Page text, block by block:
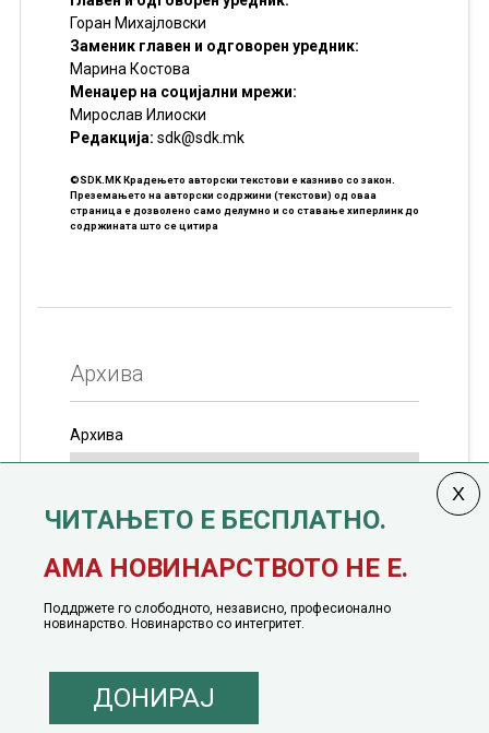
Горан Михајловски
Заменик главен и одговорен уредник:
Марина Костова
Менаџер на социјални мрежи:
Мирослав Илиоски
Редакцијa: sdk@sdk.mk
©SDK.MK Крадењето авторски текстови е казниво со закон.
Преземањето на авторски содржини (текстови) од оваа
страница е дозволено само делумно и со ставање хиперлинк до
содржината што се цитира
Архива
Архива
јануари, 1991 година
ЧИТАЊЕТО Е БЕСПЛАТНО.
АМА НОВИНАРСТВОТО НЕ Е.
Поддржете го слободното, независно, професионално
новинарство. Новинарство со интегритет.
ДОНИРАЈ